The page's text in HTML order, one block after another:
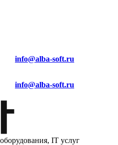
info@alba-soft.ru
info@alba-soft.ru
IT услуг